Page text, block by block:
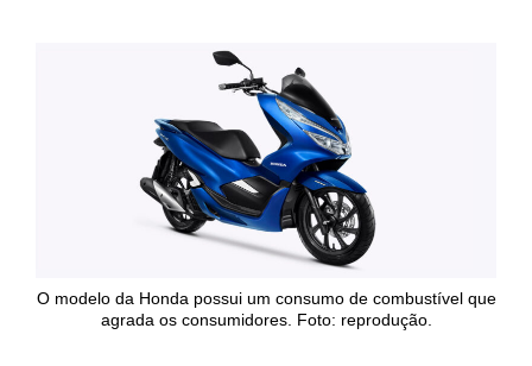
O modelo da Honda possui um consumo de combustível que
agrada os consumidores. Foto: reprodução.